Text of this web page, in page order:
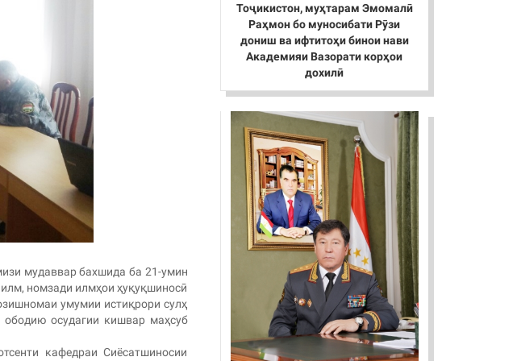
мудаввар бахшида ба 21-умин
номзади илмҳои ҳуқуқшиносӣ
умумии истиқрори сулҳ
осудагии кишвар маҳсуб
кафедраи Сиёсатшиносии
Тоҷикистон, муҳтарам Эмомалӣ
Раҳмон бо муносибати Рӯзи
дониш ва ифтитоҳи бинои нави
Академияи Вазорати корҳои
дохилӣ